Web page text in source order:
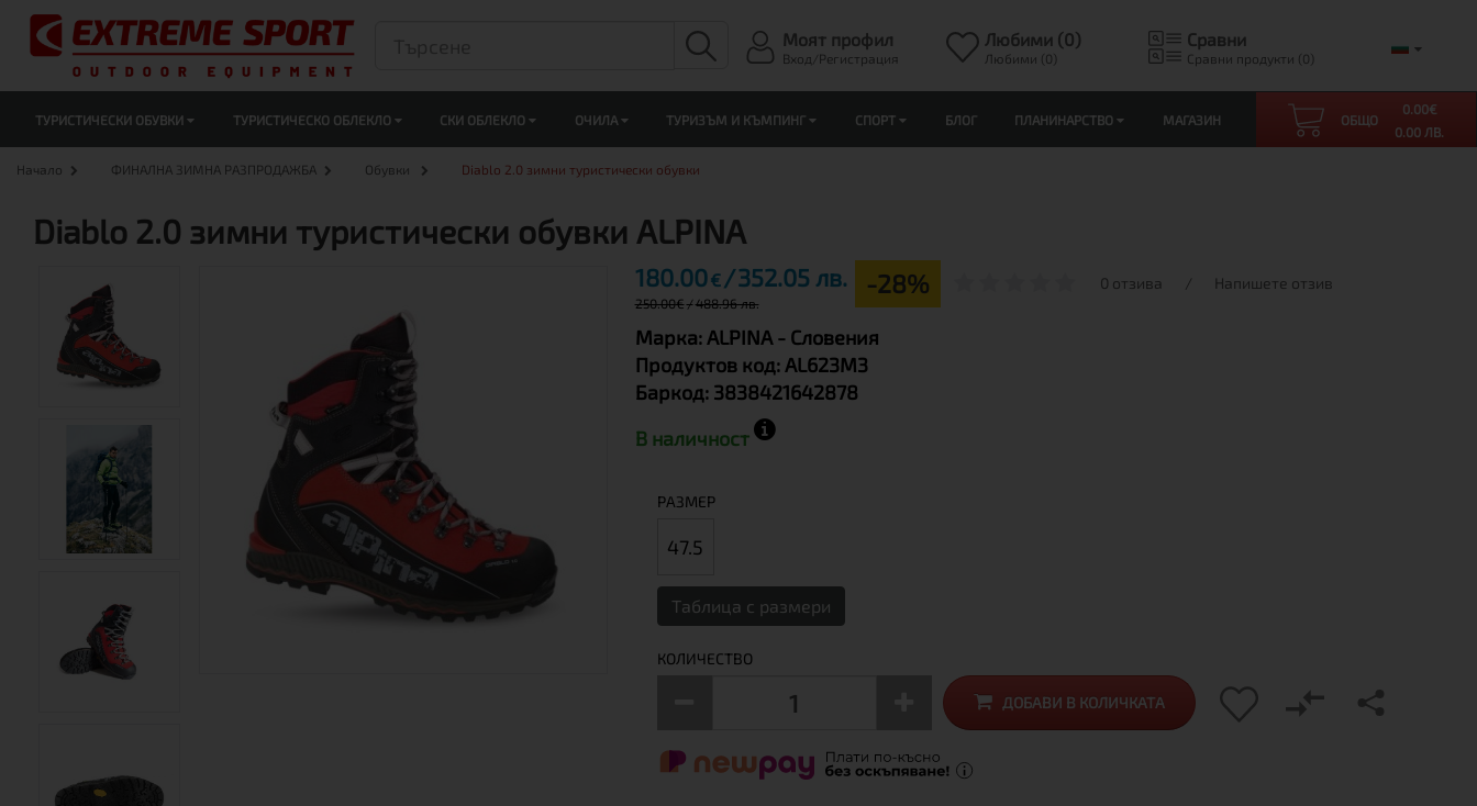
Моят профил
Вход/Регистрация
Любими (0)
Любими (0)
Сравни
Сравни продукти (0)
ТУРИСТИЧЕСКИ ОБУВКИ ТУРИСТИЧЕСКО ОБЛЕКЛО СКИ ОБЛЕКЛО ОЧИЛА ТУРИЗЪМ И КЪМПИНГ СПОРТ БЛОГ ПЛАНИНАРСТВО МАГАЗИН ОБЩО
0.00€
0.00 ЛВ.
Начало ФИНАЛНА ЗИМНА РАЗПРОДАЖБА Обувки Diablo 2.0 зимни туристически обувки
Diablo 2.0 зимни туристически обувки ALPINA
180.00€ 352.05 лв.
250.00€ 488.96 лв.
-28% 0 отзива / Напишете отзив
Марка: ALPINA - Словения
Продуктов код: AL623M3
Баркод: 3838421642878
В наличност
РАЗМЕР
47.5
Таблица с размери
КОЛИЧЕСТВО
ДОБАВИ В КОЛИЧКАТА